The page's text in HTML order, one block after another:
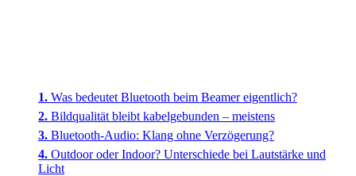
Was bedeutet Bluetooth beim Beamer eigentlich?
Bildqualität bleibt kabelgebunden – meistens
Bluetooth-Audio: Klang ohne Verzögerung?
Outdoor oder Indoor? Unterschiede bei Lautstärke und
Licht